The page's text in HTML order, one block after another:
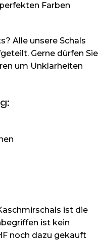
Farben
Alle unsere Schals
Gerne dürfen Sie
um Unklarheiten
ist die
ist kein
noch dazu gekauft